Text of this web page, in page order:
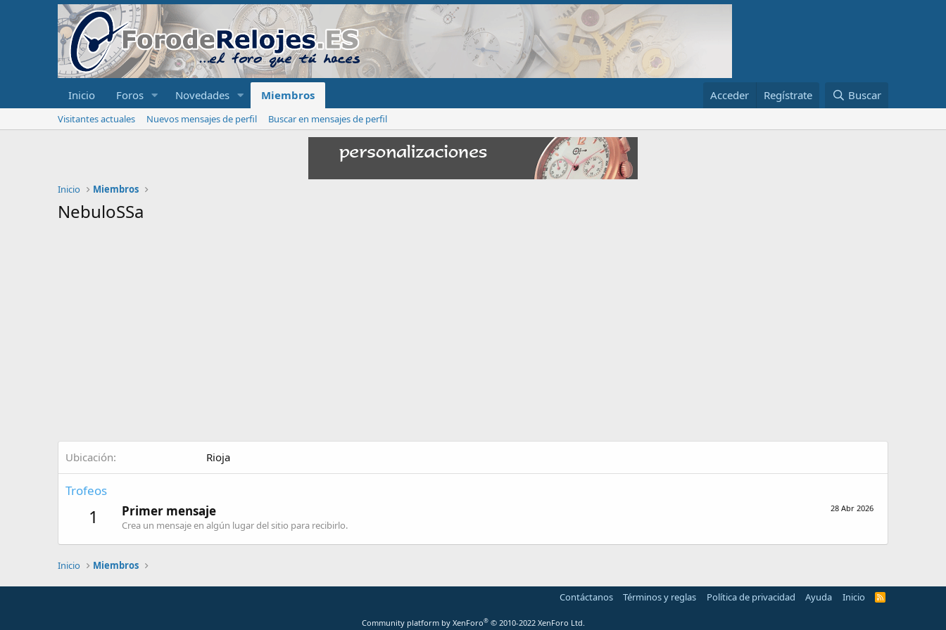
Inicio Foros Novedades Miembros Acceder Regístrate Buscar
Visitantes actuales Nuevos mensajes de perfil Buscar en mensajes de perfil
Inicio Miembros
NebuloSSa
Ubicación Rioja
Trofeos
1 28 Abr 2026
Primer mensaje
Crea un mensaje en algún lugar del sitio para recibirlo.
Inicio Miembros
Contáctanos Términos y reglas Política de privacidad Ayuda Inicio
R
Community platform by XenForo® © 2010-2022 XenForo Ltd.